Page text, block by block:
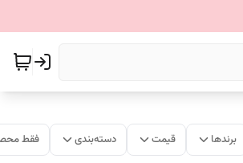
برندها قیمت دسته‌بندی فقط